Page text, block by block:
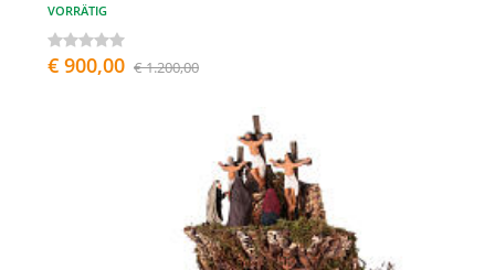
VORRÄTIG
€ 900,00 € 1.200,00